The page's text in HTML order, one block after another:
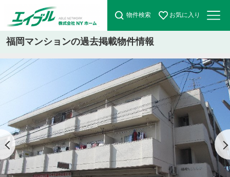
物件検索 お気に入り
福岡マンションの過去掲載物件情報